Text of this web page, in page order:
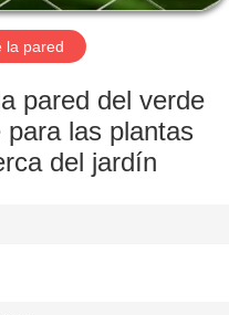
la pared
pared del verde
las plantas
del jardín